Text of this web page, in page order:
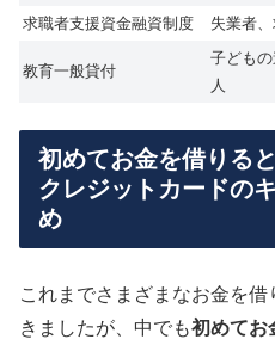
求職者支援資金融資制度 失業者
教育一般貸付
子ども
人
初めてお金を借りる
クレジットカードの
め
これまでさまざまなお金を
きましたが、中でも初めてお